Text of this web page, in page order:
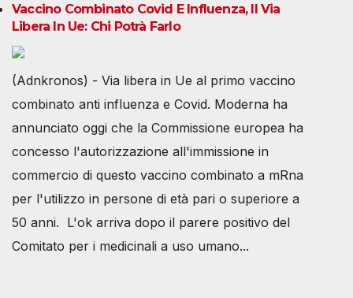
Vaccino Combinato Covid E Influenza, Il Via
Libera In Ue: Chi Potrà Farlo
(Adnkronos) - Via libera in Ue al primo vaccino
combinato anti influenza e Covid. Moderna ha
annunciato oggi che la Commissione europea ha
concesso l'autorizzazione all'immissione in
commercio di questo vaccino combinato a mRna
per l'utilizzo in persone di età pari o superiore a
50 anni. L'ok arriva dopo il parere positivo del
Comitato per i medicinali a uso umano...